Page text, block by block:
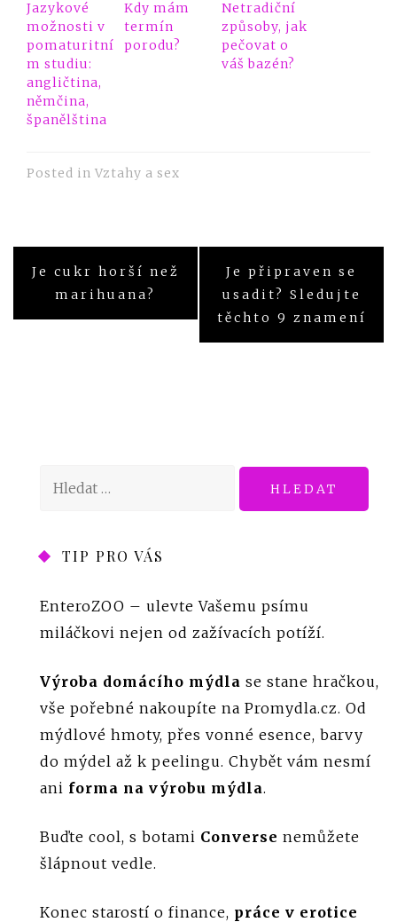
Jazykové
možnosti v
pomaturitní
m studiu:
angličtina,
němčina,
španělština
Kdy mám
termín
porodu?
Netradiční
způsoby, jak
pečovat o
váš bazén?
Posted in Vztahy a sex
Navigace
pro
Je cukr horší než
marihuana?
Je připraven se
usadit? Sledujte
těchto 9 znamení
TIP PRO VÁS
EnteroZOO – ulevte Vašemu psímu
miláčkovi nejen od zažívacích potíží.
Výroba domácího mýdla se stane hračkou,
vše pořebné nakoupíte na Promydla.cz. Od
mýdlové hmoty, přes vonné esence, barvy
do mýdel až k peelingu. Chybět vám nesmí
ani forma na výrobu mýdla.
Buďte cool, s botami Converse nemůžete
šlápnout vedle.
Konec starostí o finance, práce v erotice